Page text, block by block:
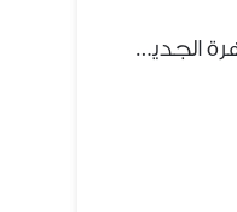
سكاي لوفت للبيع نصف تشطيب في ماونتن فيو آي سيتي القاهرة الجديدة